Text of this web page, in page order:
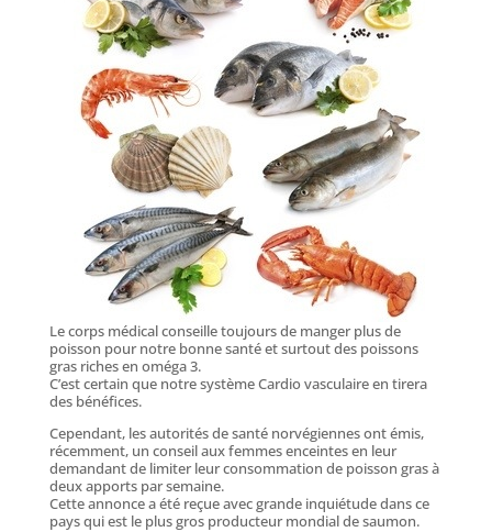
Le corps médical conseille toujours de manger plus de
poisson pour notre bonne santé et surtout des poissons
gras riches en oméga 3.
C’est certain que notre système Cardio vasculaire en tirera
des bénéfices.
Cependant, les autorités de santé norvégiennes ont émis,
récemment, un conseil aux femmes enceintes en leur
demandant de limiter leur consommation de poisson gras à
deux apports par semaine.
Cette annonce a été reçue avec grande inquiétude dans ce
pays qui est le plus gros producteur mondial de saumon.